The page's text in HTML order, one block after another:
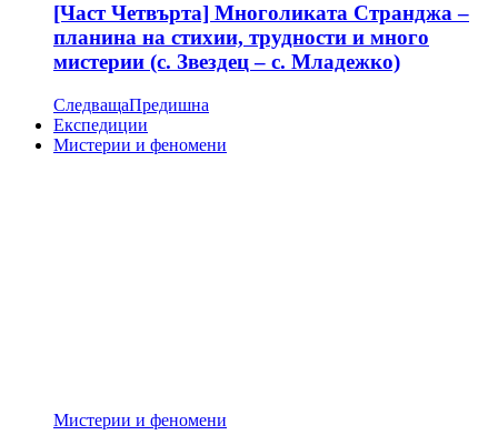
[Част Четвърта] Многоликата Странджа –
планина на стихии, трудности и много
мистерии (с. Звездец – с. Младежко)
СледващаПредишна
Експедиции
Мистерии и феномени
Мистерии и феномени